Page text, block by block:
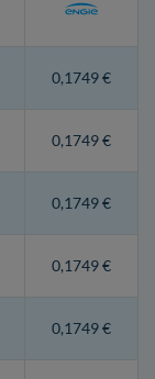
0,1749 €
0,1749 €
0,1749 €
0,1749 €
0,1749 €